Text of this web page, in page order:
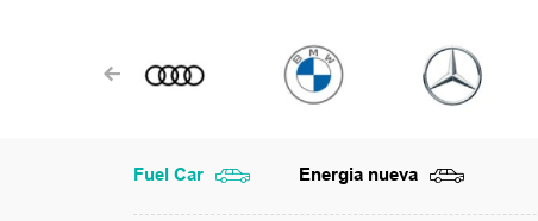
Fuel Car Energia nueva